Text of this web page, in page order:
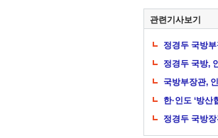
관련기사보기
정경두 국방
정경두 국방,
국방부장관,
한·인도 ‘방산
정경두 국방